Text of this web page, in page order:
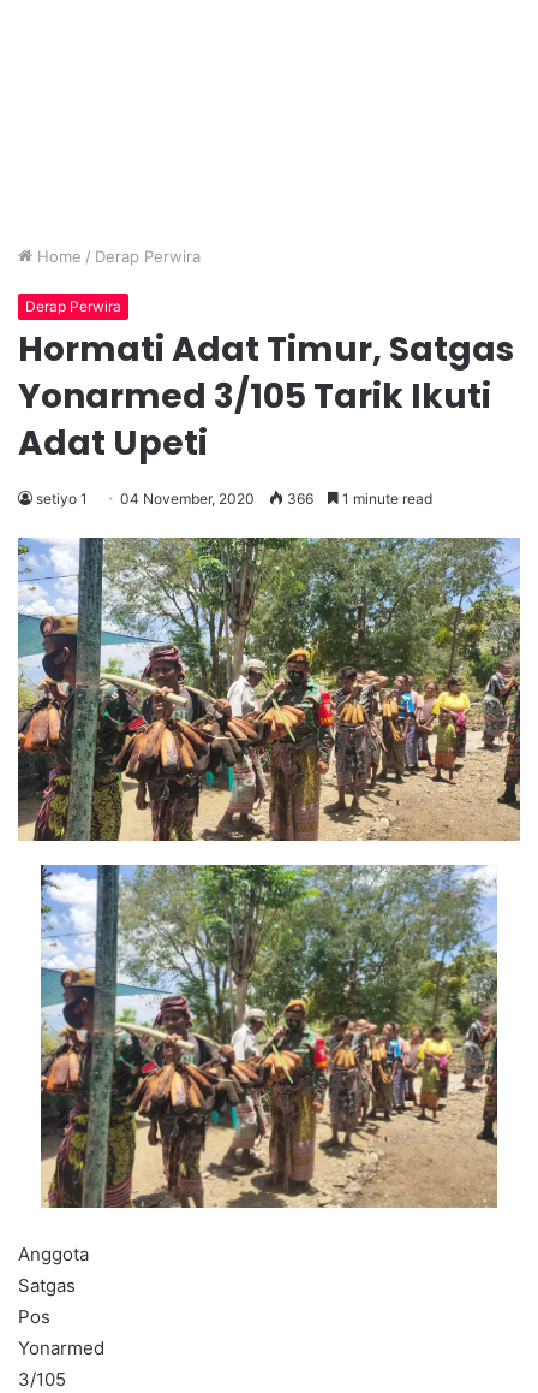
Home / Derap Perwira
Derap Perwira
Hormati Adat Timur, Satgas
Yonarmed 3/105 Tarik Ikuti
Adat Upeti
setiyo 1 04 November, 2020 366 1 minute read
Anggota
Satgas
Pos
Yonarmed
3/105